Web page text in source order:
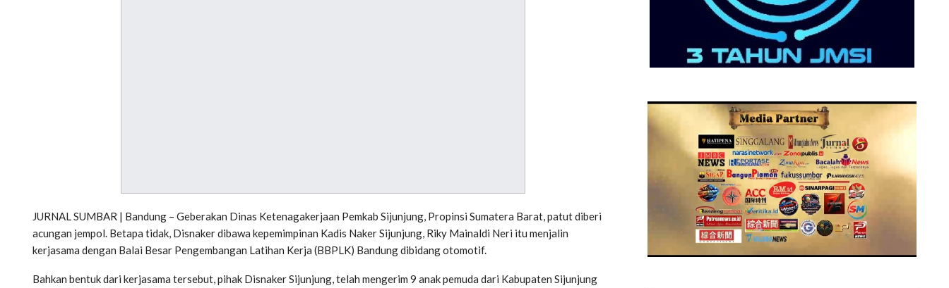
JURNAL SUMBAR | Bandung – Geberakan Dinas Ketenagakerjaan Pemkab Sijunjung, Propinsi Sumatera Barat, patut diberi
acungan jempol. Betapa tidak, Disnaker dibawa kepemimpinan Kadis Naker Sijunjung, Riky Mainaldi Neri itu menjalin
kerjasama dengan Balai Besar Pengembangan Latihan Kerja (BBPLK) Bandung dibidang otomotif.
Bahkan bentuk dari kerjasama tersebut, pihak Disnaker Sijunjung, telah mengerim 9 anak pemuda dari Kabupaten Sijunjung